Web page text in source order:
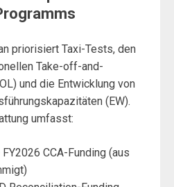
priorisiert Taxi-Tests, den
Take-off-and-
und die Entwicklung von
(EW).
umfasst:
CCA-Funding (aus